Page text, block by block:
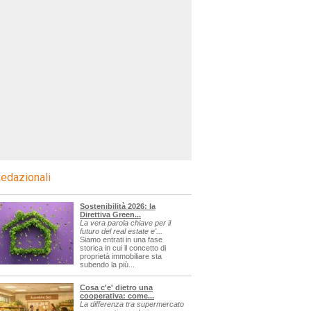
Sostenibilità 2026: la
Direttiva Green...
La vera parola chiave per il
futuro del real estate e'...
Siamo entrati in una fase
storica in cui il concetto di
proprietà immobiliare sta
subendo la più...
Cosa c'e' dietro una
cooperativa: come...
La differenza tra supermercato